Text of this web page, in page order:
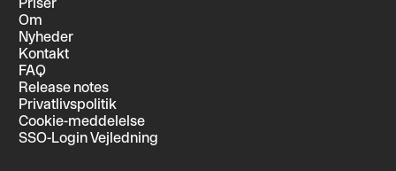
Om
Nyheder
Kontakt
FAQ
Release notes
Privatlivspolitik
Cookie-meddelelse
SSO-Login Vejledning